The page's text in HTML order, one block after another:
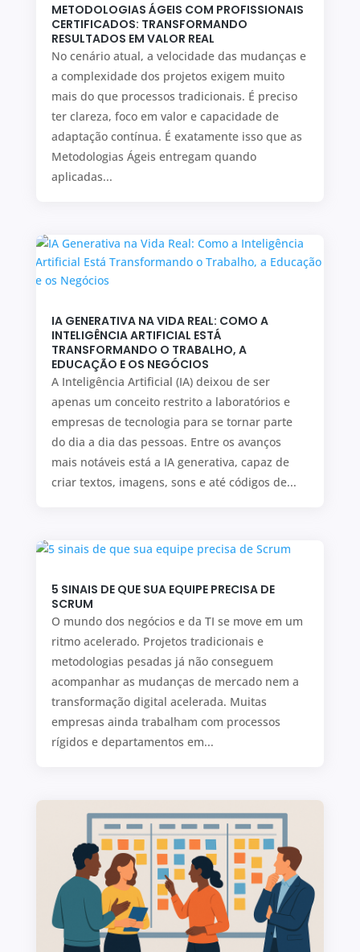
METODOLOGIAS ÁGEIS COM PROFISSIONAIS
CERTIFICADOS: TRANSFORMANDO
RESULTADOS EM VALOR REAL
No cenário atual, a velocidade das mudanças e
a complexidade dos projetos exigem muito
mais do que processos tradicionais. É preciso
ter clareza, foco em valor e capacidade de
adaptação contínua. É exatamente isso que as
Metodologias Ágeis entregam quando
aplicadas...
IA GENERATIVA NA VIDA REAL: COMO A
INTELIGÊNCIA ARTIFICIAL ESTÁ
TRANSFORMANDO O TRABALHO, A
EDUCAÇÃO E OS NEGÓCIOS
A Inteligência Artificial (IA) deixou de ser
apenas um conceito restrito a laboratórios e
empresas de tecnologia para se tornar parte
do dia a dia das pessoas. Entre os avanços
mais notáveis está a IA generativa, capaz de
criar textos, imagens, sons e até códigos de...
5 SINAIS DE QUE SUA EQUIPE PRECISA DE
SCRUM
O mundo dos negócios e da TI se move em um
ritmo acelerado. Projetos tradicionais e
metodologias pesadas já não conseguem
acompanhar as mudanças de mercado nem a
transformação digital acelerada. Muitas
empresas ainda trabalham com processos
rígidos e departamentos em...